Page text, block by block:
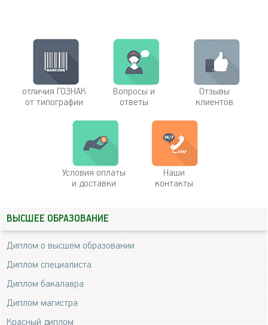
отличия ГОЗНАК
от типографии
Вопросы и
ответы
Отзывы
клиентов
Условия оплаты
и доставки
Наши
контакты
ВЫСШЕЕ ОБРАЗОВАНИЕ
Диплом о высшем образовании
Диплом специалиста
Диплом бакалавра
Диплом магистра
Красный диплом